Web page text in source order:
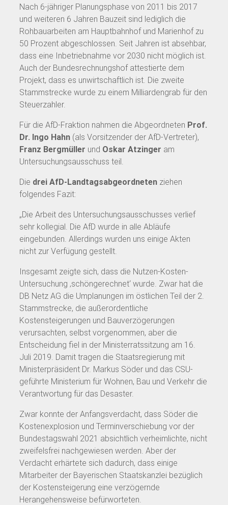
Nach 6-jähriger Planungsphase von 2011 bis 2017
und weiteren 6 Jahren Bauzeit sind lediglich die
Rohbauarbeiten am Hauptbahnhof und Marienhof zu
50 Prozent abgeschlossen. Seit Jahren ist absehbar,
dass eine Inbetriebnahme vor 2030 nicht möglich ist.
Auch der Bundesrechnungshof attestierte dem
Projekt, dass es unwirtschaftlich ist. Die zweite
Stammstrecke wurde zu einem Milliardengrab für den
Steuerzahler.
Für die AfD-Fraktion nahmen die Abgeordneten Prof.
Dr. Ingo Hahn (als Vorsitzender der AfD-Vertreter),
Franz Bergmüller und Oskar Atzinger am
Untersuchungsausschuss teil.
Die drei AfD-Landtagsabgeordneten ziehen
folgendes Fazit:
„Die Arbeit des Untersuchungsausschusses verlief
sehr kollegial. Die AfD wurde in alle Abläufe
eingebunden. Allerdings wurden uns einige Akten
nicht zur Verfügung gestellt.
Insgesamt zeigte sich, dass die Nutzen-Kosten-
Untersuchung ‚schöngerechnet‘ wurde. Zwar hat die
DB Netz AG die Umplanungen im östlichen Teil der 2.
Stammstrecke, die außerordentliche
Kostensteigerungen und Bauverzögerungen
verursachten, selbst vorgenommen, aber die
Entscheidung fiel in der Ministerratssitzung am 16.
Juli 2019. Damit tragen die Staatsregierung mit
Ministerpräsident Dr. Markus Söder und das CSU-
geführte Ministerium für Wohnen, Bau und Verkehr die
Verantwortung für das Desaster.
Zwar konnte der Anfangsverdacht, dass Söder die
Kostenexplosion und Terminverschiebung vor der
Bundestagswahl 2021 absichtlich verheimlichte, nicht
zweifelsfrei nachgewiesen werden. Aber der
Verdacht erhärtete sich dadurch, dass einige
Mitarbeiter der Bayerischen Staatskanzlei bezüglich
der Kostensteigerung eine verzögernde
Herangehensweise befürworteten.